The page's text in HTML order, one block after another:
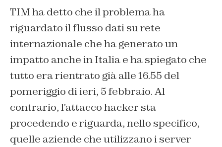
TIM ha detto che il problema ha
riguardato il flusso dati su rete
internazionale che ha generato un
impatto anche in Italia e ha spiegato che
tutto era rientrato già alle 16.55 del
pomeriggio di ieri, 5 febbraio. Al
contrario, l’attacco hacker sta
procedendo e riguarda, nello specifico,
quelle aziende che utilizzano i server